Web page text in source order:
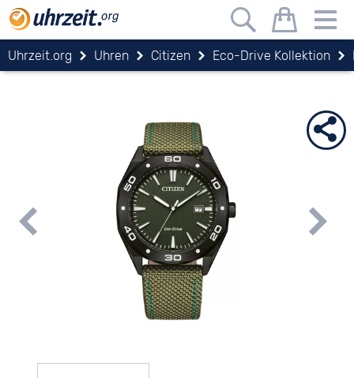
Uhrzeit.org Uhren Citizen Eco-Drive Kollektion